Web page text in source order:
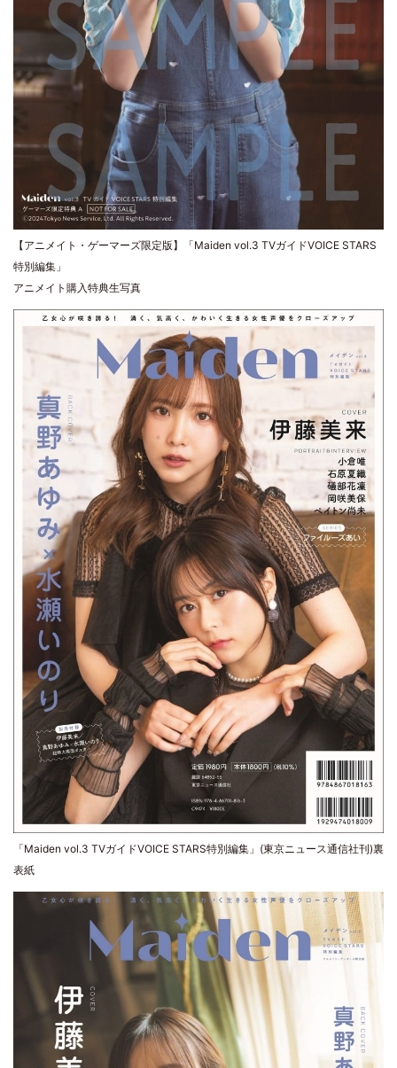
【アニメイト・ゲーマーズ限定版】「Maiden vol.3 TVガイドVOICE STARS
特別編集」
アニメイト購入特典生写真
「Maiden vol.3 TVガイドVOICE STARS特別編集」(東京ニュース通信社刊)裏
表紙